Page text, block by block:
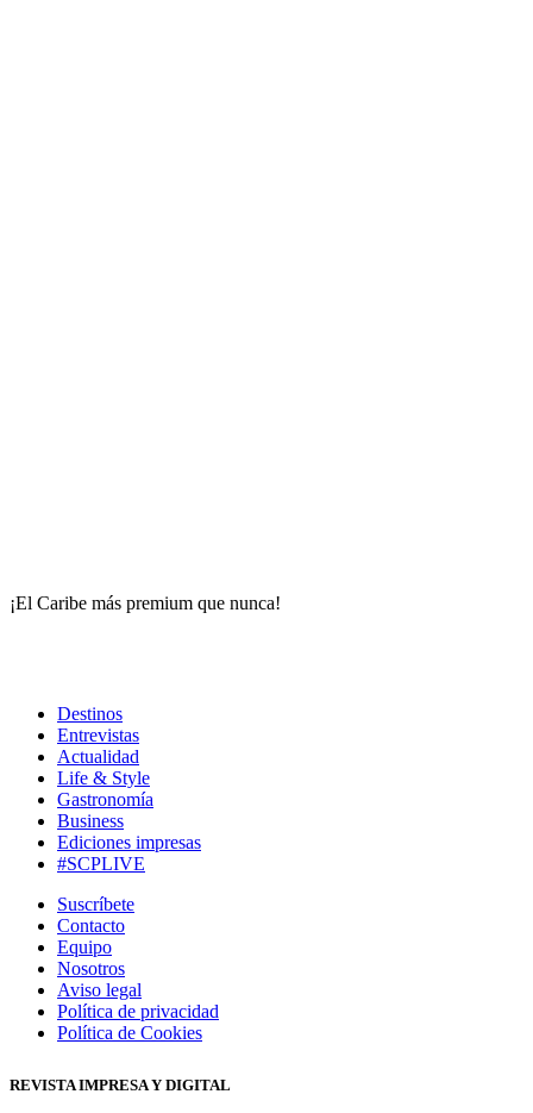
¡El Caribe más premium que nunca!
Destinos
Entrevistas
Actualidad
Life & Style
Gastronomía
Business
Ediciones impresas
#SCPLIVE
Suscríbete
Contacto
Equipo
Nosotros
Aviso legal
Política de privacidad
Política de Cookies
REVISTA IMPRESA Y DIGITAL